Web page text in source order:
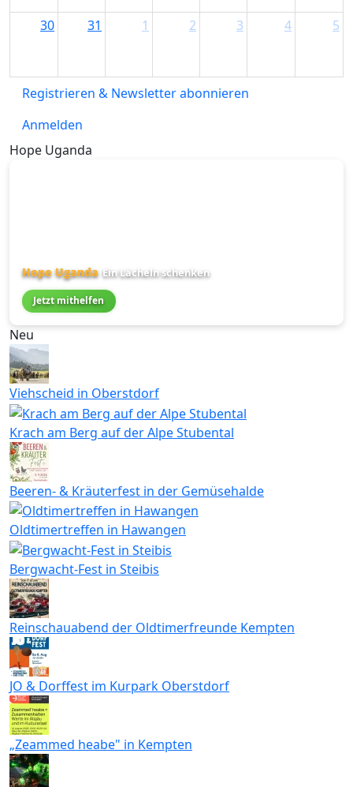
30 31 1 2 3 4 5
Registrieren & Newsletter abonnieren
Anmelden
Hope Uganda
Hope Uganda Ein Lächeln schenken
Jetzt mithelfen
Neu
Viehscheid in Oberstdorf
Krach am Berg auf der Alpe Stubental
Beeren- & Kräuterfest in der Gemüsehalde
Oldtimertreffen in Hawangen
Bergwacht-Fest in Steibis
Reinschauabend der Oldtimerfreunde Kempten
JO & Dorffest im Kurpark Oberstdorf
„Zeammed heabe" in Kempten